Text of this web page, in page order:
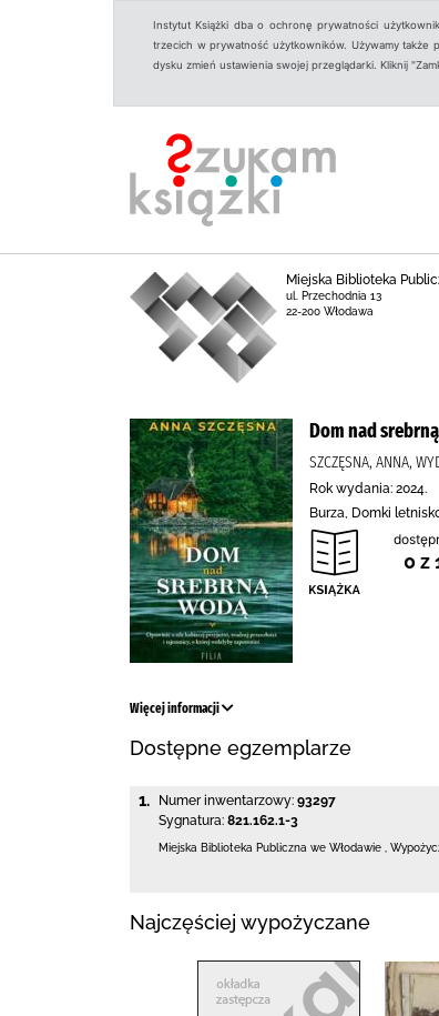
Instytut Książki dba o ochronę prywatności
trzecich w prywatność użytkowników. Używamy także
dysku zmień ustawienia swojej przeglądarki. Kliknij
Miejska Biblioteka
ul. Przechodnia 13
22-200 Włodawa
Dom nad
SZCZĘSNA, ANNA,
Rok wydania: 2024.
Burza, Domki
0 z
Więcej informacji
Dostępne egzemplarze
1. Numer inwentarzowy: 93297
Sygnatura: 821.162.1-3
Miejska Biblioteka Publiczna we Włodawie
Najczęściej wypożyczane